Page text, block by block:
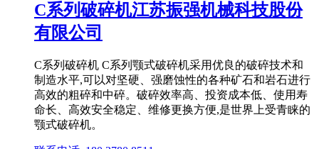
C系列破碎机江苏振强机械科技股份
有限公司
C系列破碎机 C系列颚式破碎机采用优良的破碎技术和
制造水平,可以对坚硬、强磨蚀性的各种矿石和岩石进行
高效的粗碎和中碎。破碎效率高、投资成本低、使用寿
命长、高效安全稳定、维修更换方便,是世界上受青睐的
颚式破碎机。